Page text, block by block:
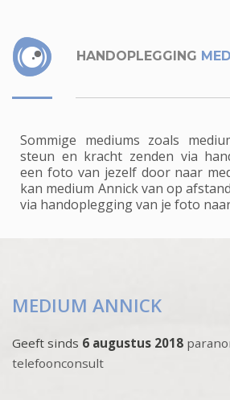
HANDOPLEGGING
Sommige mediums zoals
steun en kracht zenden via
een foto van jezelf door naar
kan medium Annick van op
via handoplegging van je foto
MEDIUM ANNICK
Geeft sinds 6 augustus 2018
telefoonconsult